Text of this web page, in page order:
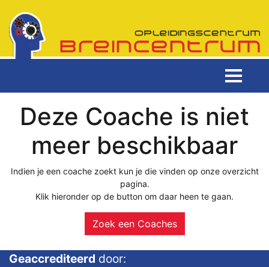
Deze Coache is niet
meer beschikbaar
Indien je een coache zoekt kun je die vinden op onze overzicht
pagina.
Klik hieronder op de button om daar heen te gaan.
Zoek een Coaches
Geaccrediteerd door: